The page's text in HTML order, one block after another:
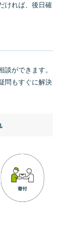
ければ、後日確
ができます。
問もすぐに解決